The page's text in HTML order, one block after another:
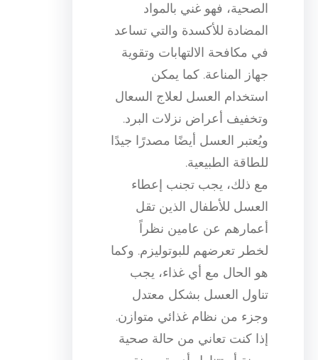
الصحية، فهو غني بالمواد
المضادة للأكسدة والتي تساعد
في مكافحة الالتهابات وتقوية
جهاز المناعة. كما يمكن
استخدام العسل لعلاج السعال
وتخفيف أعراض نزلات البرد.
ويُعتبر العسل أيضًا مصدرًا جيدًا
للطاقة الطبيعية.
مع ذلك، يجب تجنب إعطاء
العسل للأطفال الذين تقل
أعمارهم عن عامين نظراً
لخطر تعرضهم للبوتوليزم. وكما
هو الحال مع أي غذاء، يجب
تناول العسل بشكل معتدل
وجزء من نظام غذائي متوازن.
إذا كنت تعاني من حالة صحية